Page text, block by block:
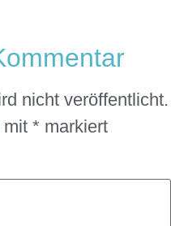
nicht veröffentlicht.
mit * markiert